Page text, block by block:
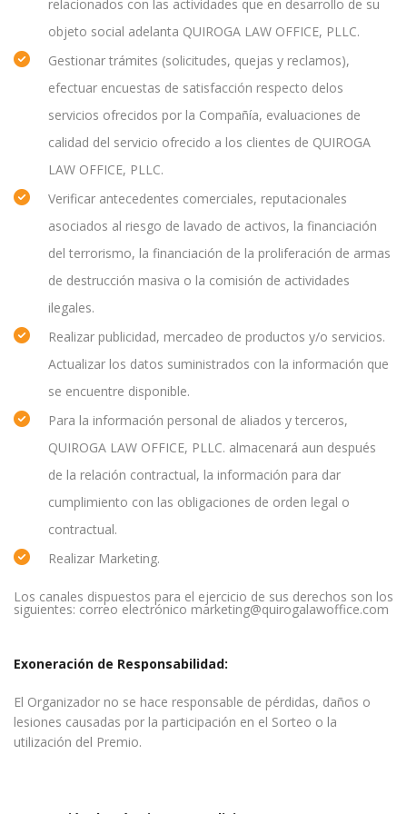
relacionados con las actividades que en desarrollo de su
objeto social adelanta QUIROGA LAW OFFICE, PLLC.
Gestionar trámites (solicitudes, quejas y reclamos),
efectuar encuestas de satisfacción respecto delos
servicios ofrecidos por la Compañía, evaluaciones de
calidad del servicio ofrecido a los clientes de QUIROGA
LAW OFFICE, PLLC.
Verificar antecedentes comerciales, reputacionales
asociados al riesgo de lavado de activos, la financiación
del terrorismo, la financiación de la proliferación de armas
de destrucción masiva o la comisión de actividades
ilegales.
Realizar publicidad, mercadeo de productos y/o servicios.
Actualizar los datos suministrados con la información que
se encuentre disponible.
Para la información personal de aliados y terceros,
QUIROGA LAW OFFICE, PLLC. almacenará aun después
de la relación contractual, la información para dar
cumplimiento con las obligaciones de orden legal o
contractual.
Realizar Marketing.
Los canales dispuestos para el ejercicio de sus derechos son los
siguientes: correo electrónico marketing@quirogalawoffice.com
Exoneración de Responsabilidad:
El Organizador no se hace responsable de pérdidas, daños o
lesiones causadas por la participación en el Sorteo o la
utilización del Premio.